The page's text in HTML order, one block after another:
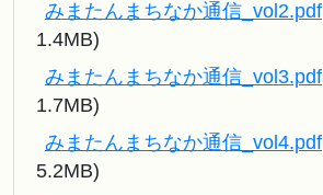
みまたんまちなか通信_vol2.pdf
1.4MB)
みまたんまちなか通信_vol3.pdf
1.7MB)
みまたんまちなか通信_vol4.pdf
5.2MB)